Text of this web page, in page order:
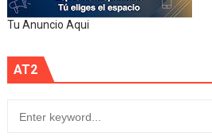
Tu Anuncio Aqui
AT2